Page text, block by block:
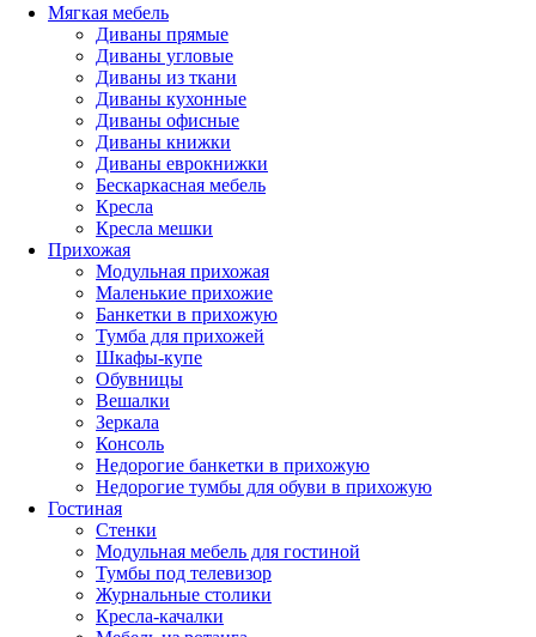
Мягкая мебель
Диваны прямые
Диваны угловые
Диваны из ткани
Диваны кухонные
Диваны офисные
Диваны книжки
Диваны еврокнижки
Бескаркасная мебель
Кресла
Кресла мешки
Прихожая
Модульная прихожая
Маленькие прихожие
Банкетки в прихожую
Тумба для прихожей
Шкафы-купе
Обувницы
Вешалки
Зеркала
Консоль
Недорогие банкетки в прихожую
Недорогие тумбы для обуви в прихожую
Гостиная
Стенки
Модульная мебель для гостиной
Тумбы под телевизор
Журнальные столики
Кресла-качалки